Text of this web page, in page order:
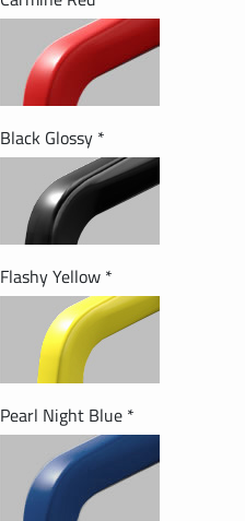
Black Glossy *
Flashy Yellow *
Pearl Night Blue *